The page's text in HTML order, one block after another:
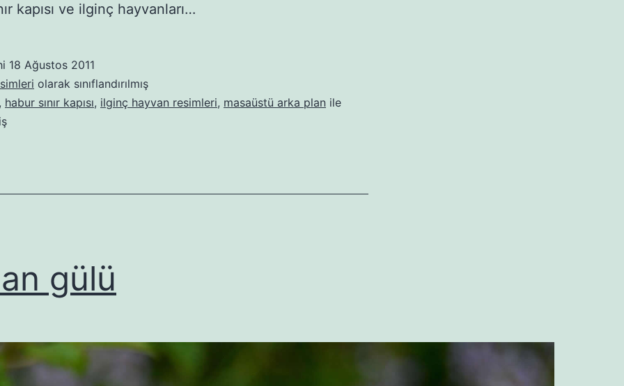
kapısı ve ilginç hayvanları…
18 Ağustos 2011
olarak sınıflandırılmış
habur sınır kapısı, ilginç hayvan resimleri, masaüstü arka plan ile
gülü